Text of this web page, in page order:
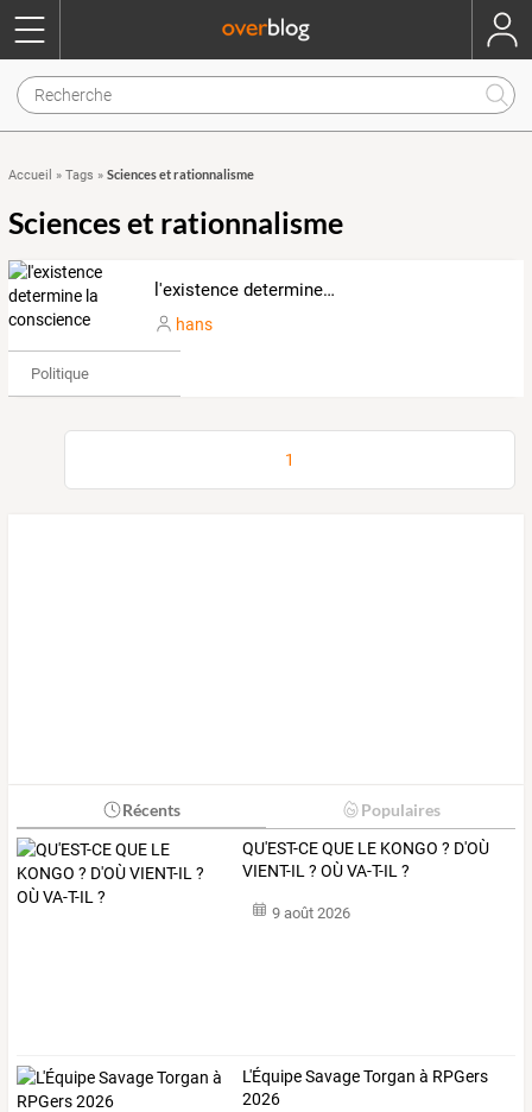
Accueil » Tags » Sciences et rationnalisme
Sciences et rationnalisme
l'existence determine la conscience
hans
Politique
1
Récents Populaires
QU'EST-CE QUE LE KONGO ? D'OÙ
VIENT-IL ? OÙ VA-T-IL ?
9 août 2026
L'Équipe Savage Torgan à RPGers
2026